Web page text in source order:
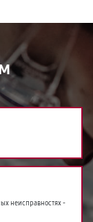
неисправностях -